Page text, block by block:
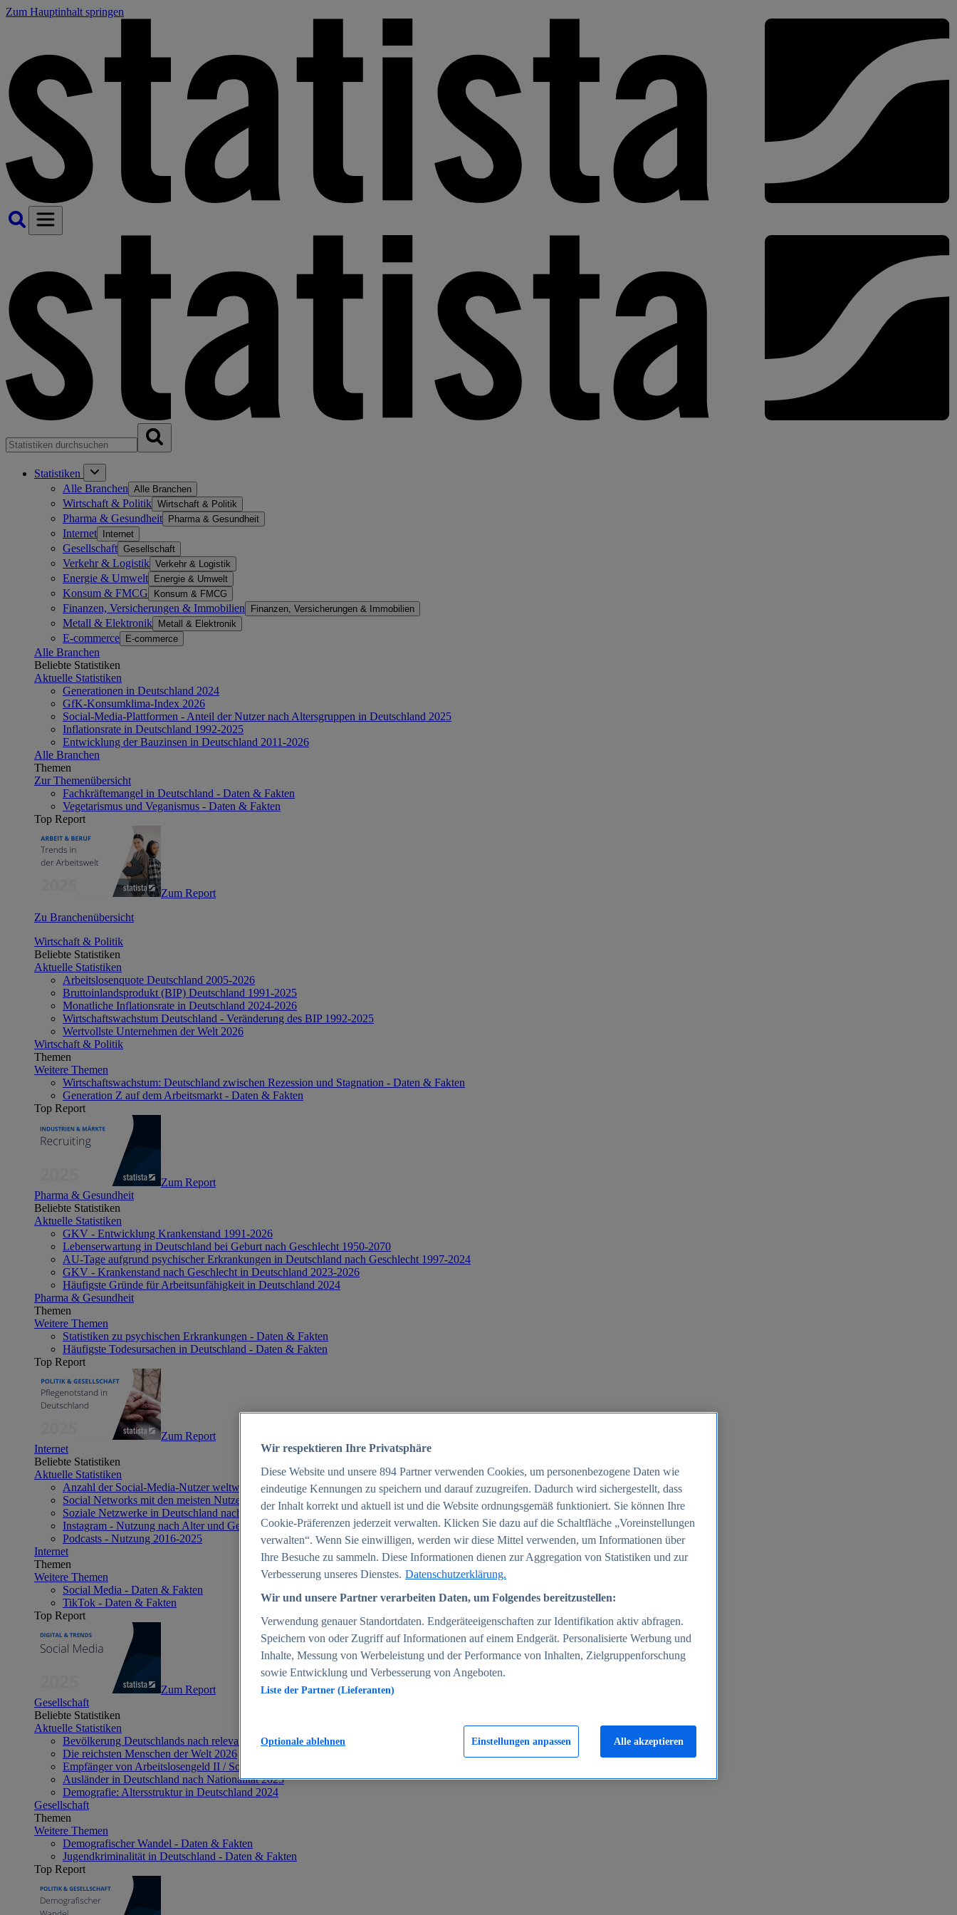
Zum Hauptinhalt springen
Statistiken
Alle Branchen Alle Branchen
Wirtschaft & Politik Wirtschaft & Politik
Pharma & Gesundheit Pharma & Gesundheit
Internet Internet
Gesellschaft Gesellschaft
Verkehr & Logistik Verkehr & Logistik
Energie & Umwelt Energie & Umwelt
Konsum & FMCG Konsum & FMCG
Finanzen, Versicherungen & Immobilien Finanzen, Versicherungen & Immobilien
Metall & Elektronik Metall & Elektronik
E-commerce E-commerce
Alle Branchen
Beliebte Statistiken
Aktuelle Statistiken
Generationen in Deutschland 2024
GfK-Konsumklima-Index 2026
Social-Media-Plattformen - Anteil der Nutzer nach Altersgruppen in Deutschland 2025
Inflationsrate in Deutschland 1992-2025
Entwicklung der Bauzinsen in Deutschland 2011-2026
Alle Branchen
Themen
Zur Themenübersicht
Fachkräftemangel in Deutschland - Daten & Fakten
Vegetarismus und Veganismus - Daten & Fakten
Top Report
Zum Report
Zu Branchenübersicht
Wirtschaft & Politik
Beliebte Statistiken
Aktuelle Statistiken
Arbeitslosenquote Deutschland 2005-2026
Bruttoinlandsprodukt (BIP) Deutschland 1991-2025
Monatliche Inflationsrate in Deutschland 2024-2026
Wirtschaftswachstum Deutschland - Veränderung des BIP 1992-2025
Wertvollste Unternehmen der Welt 2026
Wirtschaft & Politik
Themen
Weitere Themen
Wirtschaftswachstum: Deutschland zwischen Rezession und Stagnation - Daten & Fakten
Generation Z auf dem Arbeitsmarkt - Daten & Fakten
Top Report
Zum Report
Pharma & Gesundheit
Beliebte Statistiken
Aktuelle Statistiken
GKV - Entwicklung Krankenstand 1991-2026
Lebenserwartung in Deutschland bei Geburt nach Geschlecht 1950-2070
AU-Tage aufgrund psychischer Erkrankungen in Deutschland nach Geschlecht 1997-2024
GKV - Krankenstand nach Geschlecht in Deutschland 2023-2026
Häufigste Gründe für Arbeitsunfähigkeit in Deutschland 2024
Pharma & Gesundheit
Themen
Weitere Themen
Statistiken zu psychischen Erkrankungen - Daten & Fakten
Häufigste Todesursachen in Deutschland - Daten & Fakten
Top Report
Zum Report
Internet
Beliebte Statistiken
Aktuelle Statistiken
Anzahl der Social-Media-Nutzer weltweit 2012-2025
Social Networks mit den meisten Nutzern weltweit 2025
Soziale Netzwerke in Deutschland nach Generationen 2025
Instagram - Nutzung nach Alter und Geschlecht in Deutschland 2025
Podcasts - Nutzung 2016-2025
Internet
Themen
Weitere Themen
Social Media - Daten & Fakten
TikTok - Daten & Fakten
Top Report
Zum Report
Gesellschaft
Beliebte Statistiken
Aktuelle Statistiken
Bevölkerung Deutschlands nach relevanten Altersgruppen 2024
Die reichsten Menschen der Welt 2026
Empfänger von Arbeitslosengeld II / Sozialgeld / Bürgergeld in Deutschland 2005-2025
Ausländer in Deutschland nach Nationalität 2025
Demografie: Altersstruktur in Deutschland 2024
Gesellschaft
Themen
Weitere Themen
Demografischer Wandel - Daten & Fakten
Jugendkriminalität in Deutschland - Daten & Fakten
Top Report
Wir respektieren Ihre Privatsphäre
Diese Website und unsere 894 Partner verwenden Cookies, um personenbezogene Daten wie
eindeutige Kennungen zu speichern und darauf zuzugreifen. Dadurch wird sichergestellt, dass
der Inhalt korrekt und aktuell ist und die Website ordnungsgemäß funktioniert. Sie können Ihre
Cookie-Präferenzen jederzeit verwalten. Klicken Sie dazu auf die Schaltfläche „Voreinstellungen
verwalten“. Wenn Sie einwilligen, werden wir diese Mittel verwenden, um Informationen über
Ihre Besuche zu sammeln. Diese Informationen dienen zur Aggregation von Statistiken und zur
Verbesserung unseres Dienstes. Datenschutzerklärung.
Wir und unsere Partner verarbeiten Daten, um Folgendes bereitzustellen:
Verwendung genauer Standortdaten. Endgeräteeigenschaften zur Identifikation aktiv abfragen.
Speichern von oder Zugriff auf Informationen auf einem Endgerät. Personalisierte Werbung und
Inhalte, Messung von Werbeleistung und der Performance von Inhalten, Zielgruppenforschung
sowie Entwicklung und Verbesserung von Angeboten.
Liste der Partner (Lieferanten)
Einstellungen anpassen
Optionale ablehnen Alle akzeptieren